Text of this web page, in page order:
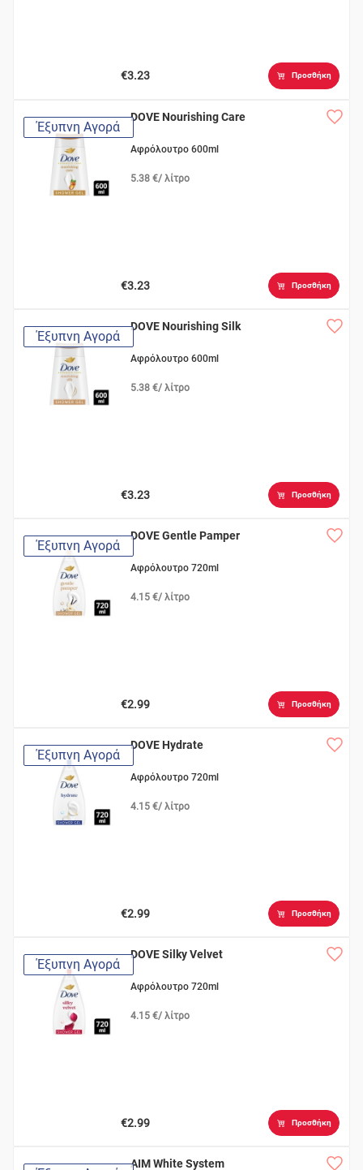
€3.23 Προσθήκη
Έξυπνη Αγορά
DOVE Nourishing Care
Αφρόλουτρο 600ml
5.38 €/ λίτρο
€3.23 Προσθήκη
Έξυπνη Αγορά
DOVE Nourishing Silk
Αφρόλουτρο 600ml
5.38 €/ λίτρο
€3.23 Προσθήκη
Έξυπνη Αγορά
DOVE Gentle Pamper
Αφρόλουτρο 720ml
4.15 €/ λίτρο
€2.99 Προσθήκη
Έξυπνη Αγορά
DOVE Hydrate
Αφρόλουτρο 720ml
4.15 €/ λίτρο
€2.99 Προσθήκη
Έξυπνη Αγορά
DOVE Silky Velvet
Αφρόλουτρο 720ml
4.15 €/ λίτρο
€2.99 Προσθήκη
AIM White System